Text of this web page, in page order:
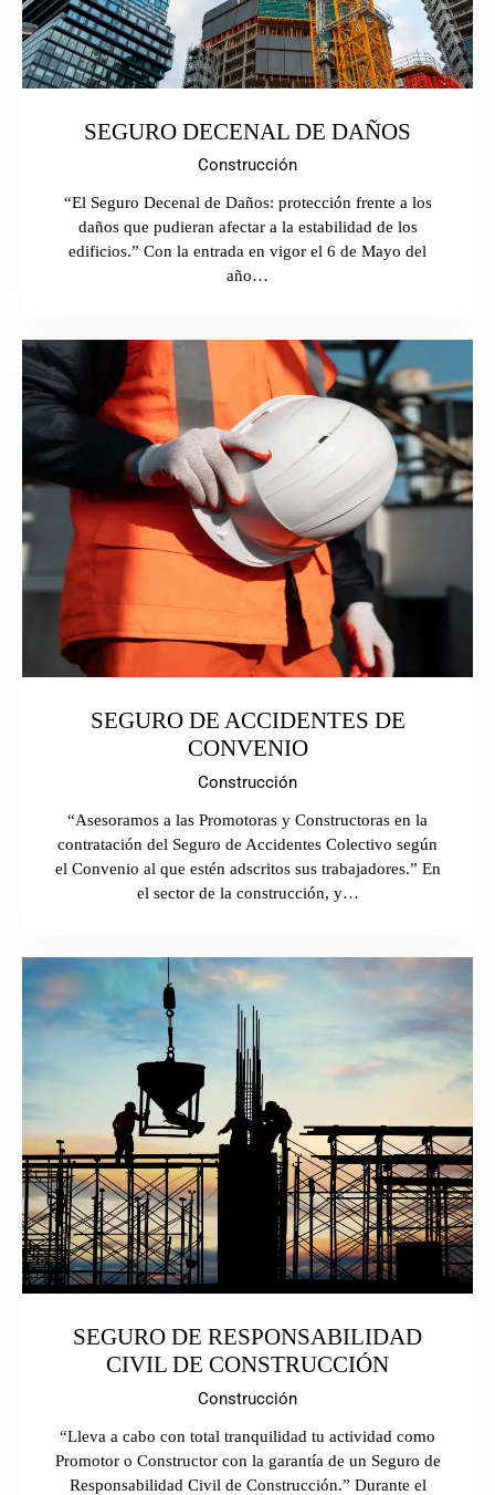
SEGURO DECENAL DE DAÑOS
Construcción
“El Seguro Decenal de Daños: protección frente a los
daños que pudieran afectar a la estabilidad de los
edificios.” Con la entrada en vigor el 6 de Mayo del
año…
SEGURO DE ACCIDENTES DE
CONVENIO
Construcción
“Asesoramos a las Promotoras y Constructoras en la
contratación del Seguro de Accidentes Colectivo según
el Convenio al que estén adscritos sus trabajadores.” En
el sector de la construcción, y…
SEGURO DE RESPONSABILIDAD
CIVIL DE CONSTRUCCIÓN
Construcción
“Lleva a cabo con total tranquilidad tu actividad como
Promotor o Constructor con la garantía de un Seguro de
Responsabilidad Civil de Construcción.” Durante el